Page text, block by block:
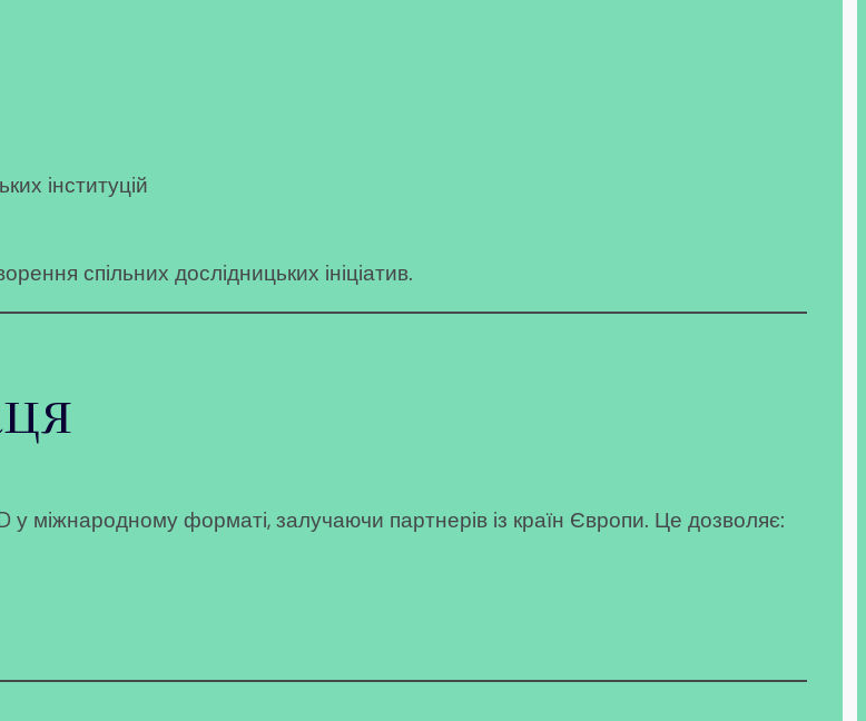
інституцій
спільних дослідницьких ініціатив.
у міжнародному форматі, залучаючи партнерів із країн Європи. Це дозволяє: